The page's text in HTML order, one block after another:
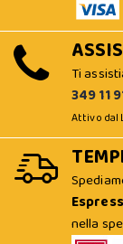
Ti
349 11
Attivo dal
nella